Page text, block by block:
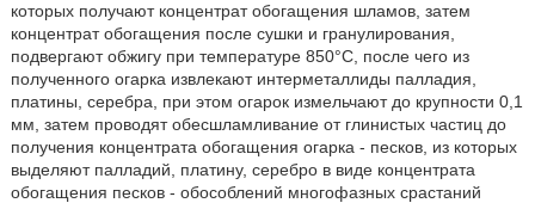
которых получают концентрат обогащения шламов, затем
концентрат обогащения после сушки и гранулирования,
подвергают обжигу при температуре 850°С, после чего из
полученного огарка извлекают интерметаллиды палладия,
платины, серебра, при этом огарок измельчают до крупности 0,1
мм, затем проводят обесшламливание от глинистых частиц до
получения концентрата обогащения огарка - песков, из которых
выделяют палладий, платину, серебро в виде концентрата
обогащения песков - обособлений многофазных срастаний